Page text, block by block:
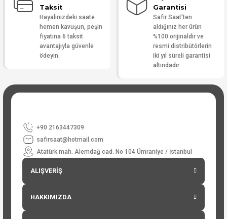
Taksit
Hayalinizdeki saate
hemen kavuşun, peşin
fiyatına 6 taksit
avantajıyla güvenle
ödeyin.
Garantisi
Safir Saat'ten
aldığınız her ürün
%100 orijinaldir ve
resmi distribütörlerin
iki yıl süreli garantisi
altındadır
+90 2163447309
safirsaat@hotmail.com
Atatürk mah. Alemdağ cad. No 104 Ümraniye / İstanbul
ALIŞVERİŞ
HAKKIMIZDA